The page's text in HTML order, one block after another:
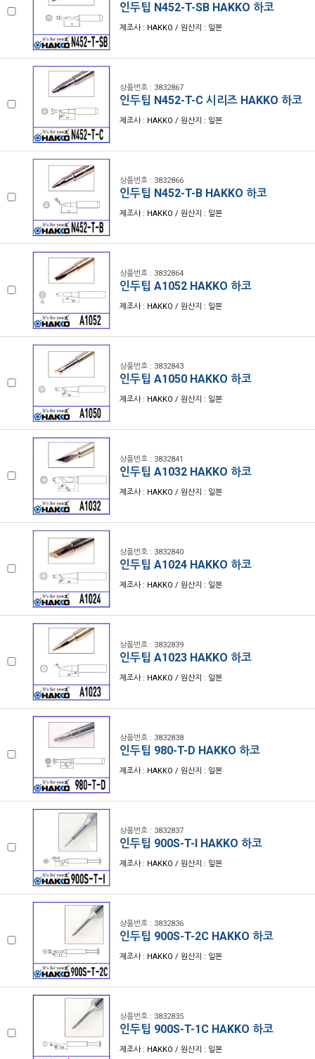
인두팁 N452-T-SB HAKKO 하코
제조사 : HAKKO / 원산지 : 일본
상품번호 : 3832867
인두팁 N452-T-C 시리즈 HAKKO 하코
제조사 : HAKKO / 원산지 : 일본
상품번호 : 3832866
인두팁 N452-T-B HAKKO 하코
제조사 : HAKKO / 원산지 : 일본
상품번호 : 3832864
인두팁 A1052 HAKKO 하코
제조사 : HAKKO / 원산지 : 일본
상품번호 : 3832843
인두팁 A1050 HAKKO 하코
제조사 : HAKKO / 원산지 : 일본
상품번호 : 3832841
인두팁 A1032 HAKKO 하코
제조사 : HAKKO / 원산지 : 일본
상품번호 : 3832840
인두팁 A1024 HAKKO 하코
제조사 : HAKKO / 원산지 : 일본
상품번호 : 3832839
인두팁 A1023 HAKKO 하코
제조사 : HAKKO / 원산지 : 일본
상품번호 : 3832838
인두팁 980-T-D HAKKO 하코
제조사 : HAKKO / 원산지 : 일본
상품번호 : 3832837
인두팁 900S-T-I HAKKO 하코
제조사 : HAKKO / 원산지 : 일본
상품번호 : 3832836
인두팁 900S-T-2C HAKKO 하코
제조사 : HAKKO / 원산지 : 일본
상품번호 : 3832835
인두팁 900S-T-1C HAKKO 하코
제조사 : HAKKO / 원산지 : 일본